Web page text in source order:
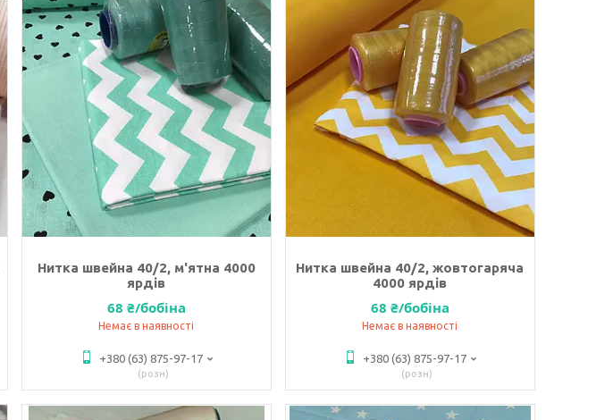
Нитка швейна 40/2, м'ятна 4000
ярдів
68 ₴/бобіна
Немає в наявності
+380 (63) 875-97-17
розн
Нитка швейна 40/2, жовтогаряча
4000 ярдів
68 ₴/бобіна
Немає в наявності
+380 (63) 875-97-17
розн